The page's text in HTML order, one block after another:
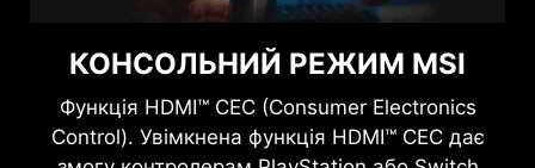
КОНСОЛЬНИЙ РЕЖИМ MSI
Функція HDMI™ CEC (Consumer Electronics
Control). Увімкнена функція HDMI™ CEC дає